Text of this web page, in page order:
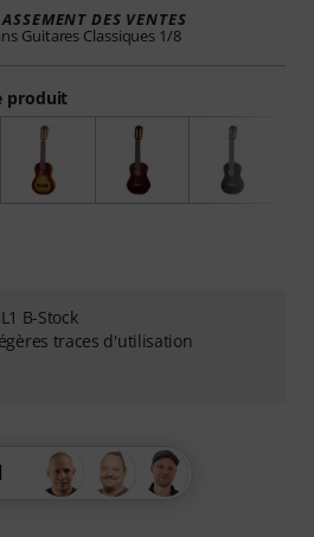
produit
DES VENTES
Guitares Classiques 1/8
B-Stock
traces d'utilisation